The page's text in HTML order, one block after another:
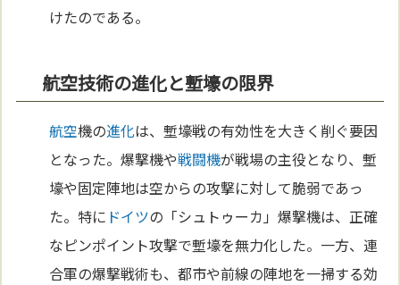
けたのである。
航空技術の進化と塹壕の限界
航空機の進化は、塹壕戦の有効性を大きく削ぐ要因
となった。爆撃機や戦闘機が戦場の主役となり、塹
壕や固定陣地は空からの攻撃に対して脆弱であっ
た。特に ドイツの「シュトゥーカ」爆撃機は、正確
なピンポイント攻撃で塹壕を無力化した。一方、連
合軍の爆撃戦術も、都市や前線の陣地を一掃する効